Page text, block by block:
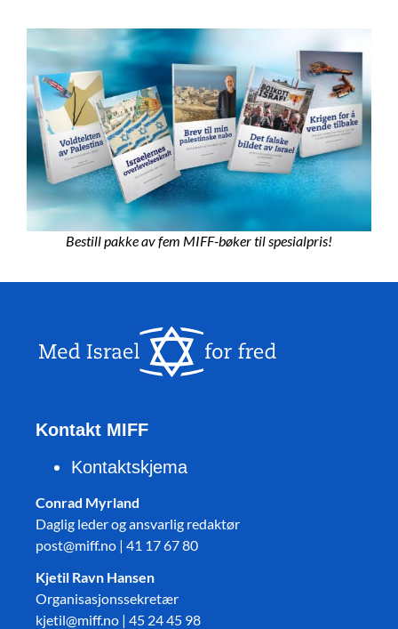
Bestill pakke av fem MIFF-bøker til spesialpris!
Kontakt MIFF
Kontaktskjema
Conrad Myrland
Daglig leder og ansvarlig redaktør
post@miff.no | 41 17 67 80
Kjetil Ravn Hansen
Organisasjonssekretær
kjetil@miff.no | 45 24 45 98